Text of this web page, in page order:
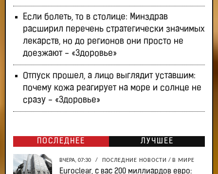
Если болеть, то в столице: Минздрав
расширил перечень стратегически значимых
лекарств, но до регионов они просто не
доезжают - «Здоровье»
Отпуск прошел, а лицо выглядит уставшим:
почему кожа реагирует на море и солнце не
сразу - «Здоровье»
ПОСЛЕДНЕЕ ЛУЧШЕЕ
ВЧЕРА, 07:30 / ПОСЛЕДНИЕ НОВОСТИ / В МИРЕ
Euroclear, с вас 200 миллиардов евро: